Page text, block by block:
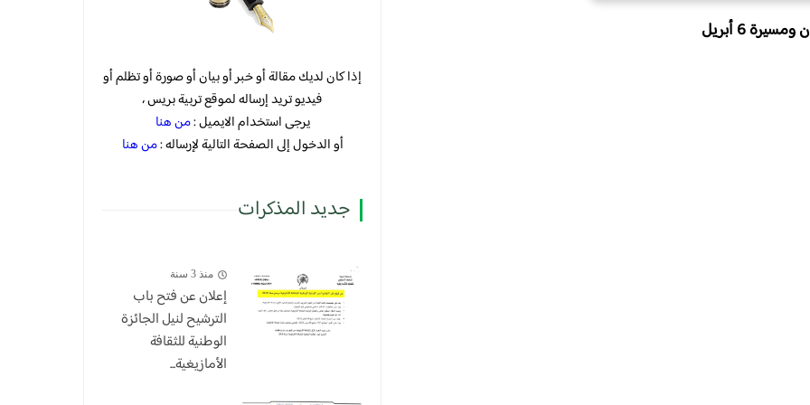
6 أبريل
إذا كان لديك مقالة أو خبر أو بيان أو صورة أو تظلم أو
فيديو تريد إرساله لموقع تربية بريس ،
يرجى استخدام الايميل :من هنا
أو الدخول إلى الصفحة التالية لإرساله :من هنا
جديد المذكرات
منذ 3 سنة
إعلان عن فتح باب
الترشيح لنيل الجائزة
الوطنية للثقافة
الأمازيغية...